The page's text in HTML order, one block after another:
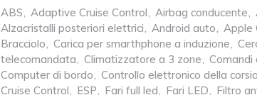
ABS, Adaptive Cruise Control, Airbag conducente,
Alzacristalli posteriori elettrici, Android auto, Apple
Bracciolo, Carica per smarthphone a induzione,
telecomandata, Climatizzatore a 3 zone, Comandi
Computer di bordo, Controllo elettronico della corsia
Cruise Control, ESP, Fari full led, Fari LED, Filtro